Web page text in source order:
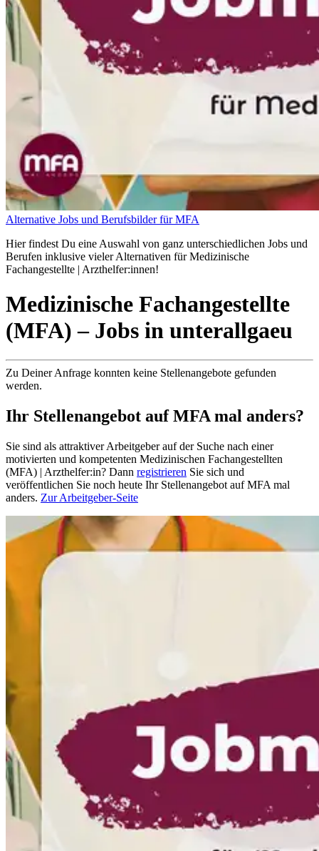
Alternative Jobs und Berufsbilder für MFA
Hier findest Du eine Auswahl von ganz unterschiedlichen Jobs und
Berufen inklusive vieler Alternativen für Medizinische
Fachangestellte | Arzthelfer:innen!
Medizinische Fachangestellte
(MFA) – Jobs in unterallgaeu
Zu Deiner Anfrage konnten keine Stellenangebote gefunden
werden.
Ihr Stellenangebot auf MFA mal anders?
Sie sind als attraktiver Arbeitgeber auf der Suche nach einer
motivierten und kompetenten Medizinischen Fachangestellten
(MFA) | Arzthelfer:in? Dann registrieren Sie sich und
veröffentlichen Sie noch heute Ihr Stellenangebot auf MFA mal
anders. Zur Arbeitgeber-Seite